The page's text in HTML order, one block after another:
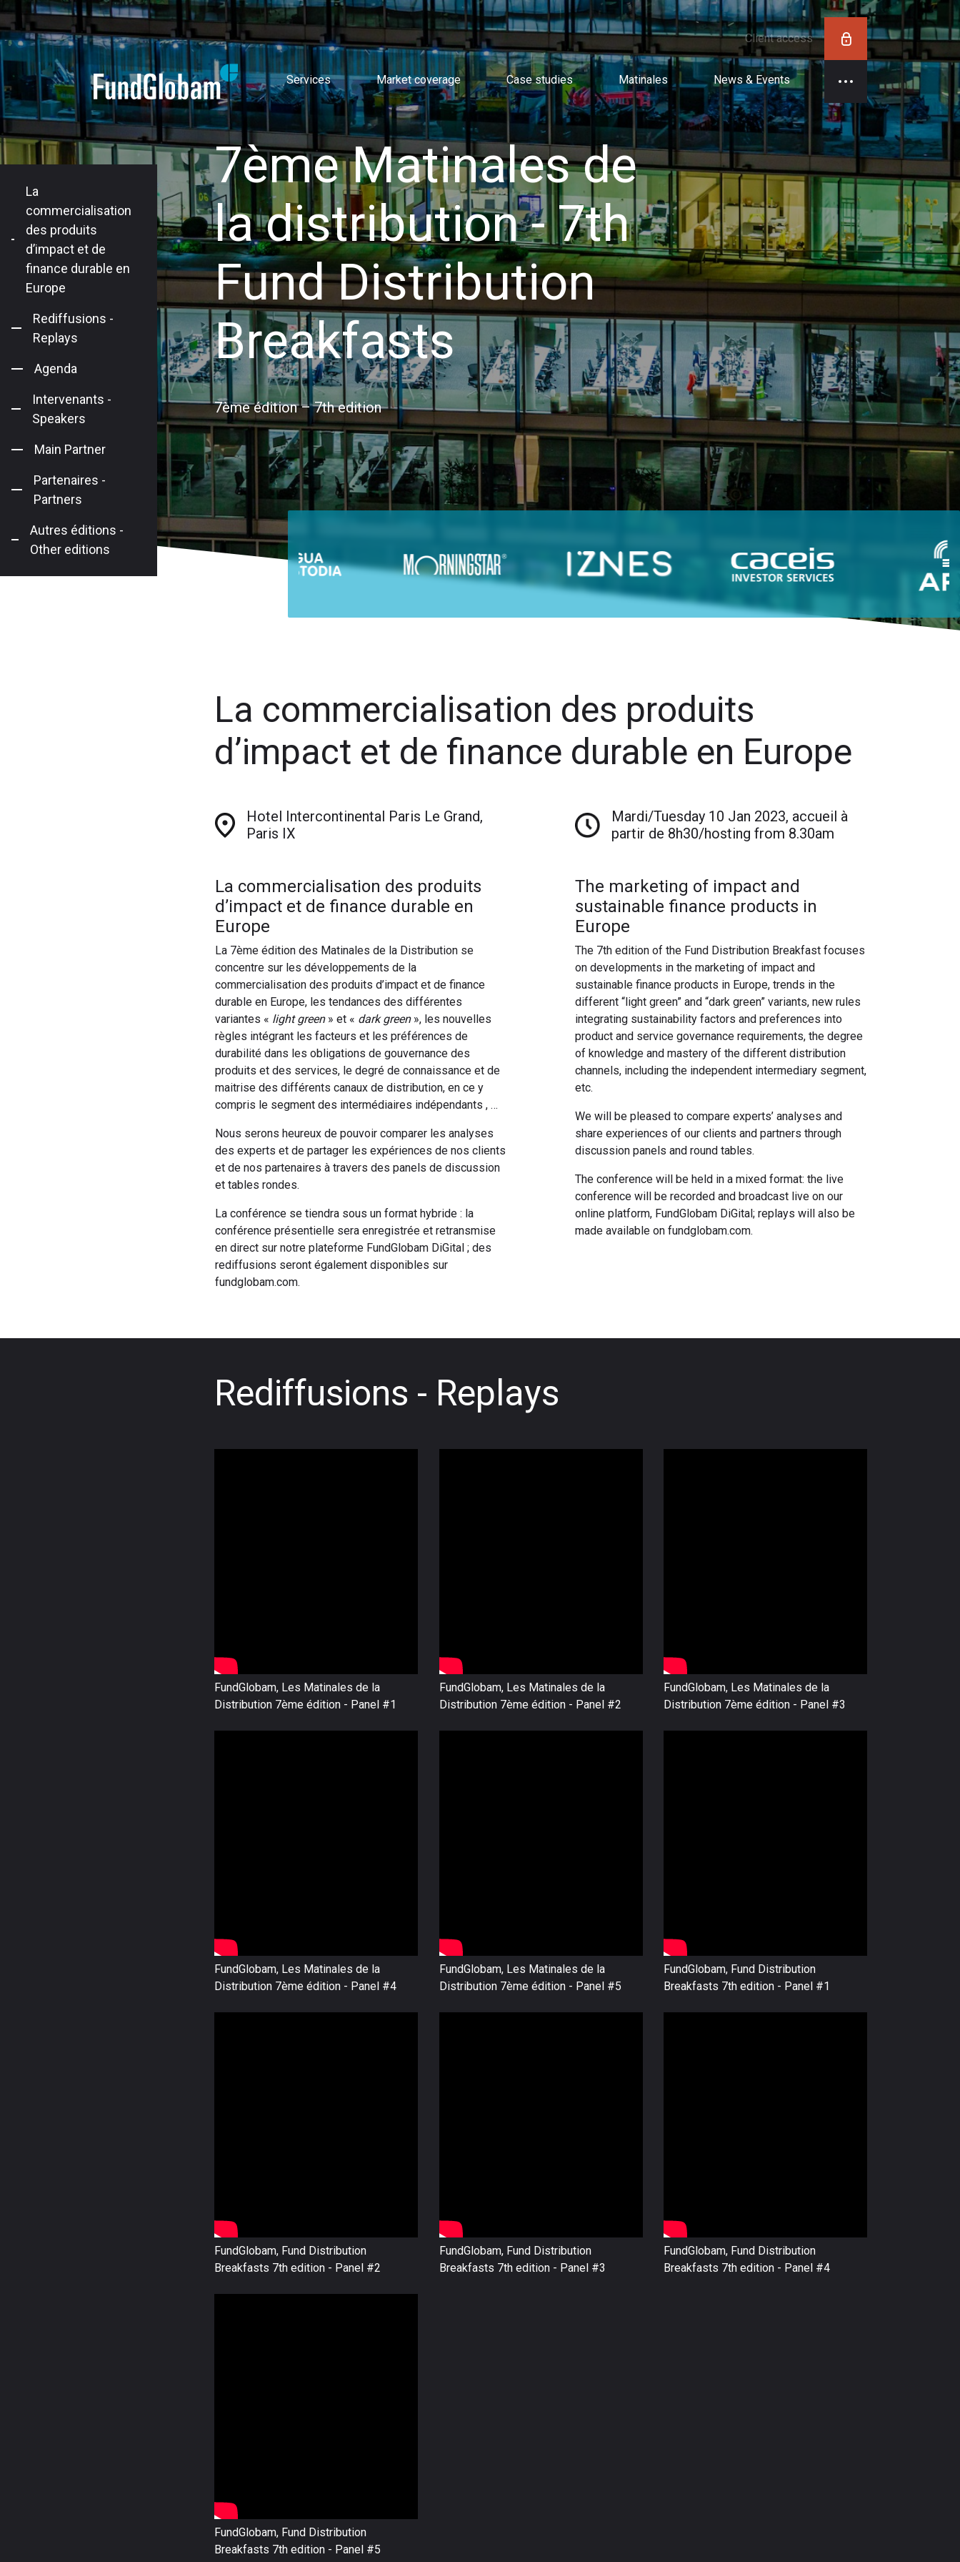
Client access
Services Market coverage Case studies Matinales News & Events
La
commercialisation
des produits
d’impact et de
finance durable en
Europe
Rediffusions -
Replays
Agenda
Intervenants -
Speakers
Main Partner
Partenaires -
Partners
Autres éditions -
Other editions
7ème Matinales de
la distribution - 7th
Fund Distribution
Breakfasts
7ème édition – 7th edition
La commercialisation des produits
d’impact et de finance durable en Europe
Hotel Intercontinental Paris Le Grand,
Paris IX
Mardi/Tuesday 10 Jan 2023, accueil à
partir de 8h30/hosting from 8.30am
La commercialisation des produits
d’impact et de finance durable en
Europe
La 7ème édition des Matinales de la Distribution se
concentre sur les développements de la
commercialisation des produits d’impact et de finance
durable en Europe, les tendances des différentes
variantes « light green» et « darkgreen», les nouvelles
règles intégrant les facteurs et les préférences de
durabilité dans les obligations de gouvernance des
produits et des services, le degré de connaissance et de
maitrise des différents canaux de distribution, en ce y
compris le segment des intermédiaires indépendants , …
Nous serons heureux de pouvoir comparer les analyses
des experts et de partager les expériences de nos clients
et de nos partenaires à travers des panels de discussion
et tables rondes.
La conférence se tiendra sous un format hybride : la
conférence présentielle sera enregistrée et retransmise
en direct sur notre plateforme FundGlobam DiGital ; des
rediffusions seront également disponibles sur
fundglobam.com.
The marketing of impact and
sustainable finance products in
Europe
The 7th edition of the Fund Distribution Breakfast focuses
on developments in the marketing of impact and
sustainable finance products in Europe, trends in the
different “light green” and “dark green” variants, new rules
integrating sustainability factors and preferences into
product and service governance requirements, the degree
of knowledge and mastery of the different distribution
channels, including the independent intermediary segment,
etc.
We will be pleased to compare experts’ analyses and
share experiences of our clients and partners through
discussion panels and round tables.
The conference will be held in a mixed format: the live
conference will be recorded and broadcast live on our
online platform, FundGlobam DiGital; replays will also be
made available on fundglobam.com.
Rediffusions - Replays
FundGlobam, Les Matinales de la
Distribution 7ème édition - Panel #1
FundGlobam, Les Matinales de la
Distribution 7ème édition - Panel #2
FundGlobam, Les Matinales de la
Distribution 7ème édition - Panel #3
FundGlobam, Les Matinales de la
Distribution 7ème édition - Panel #4
FundGlobam, Les Matinales de la
Distribution 7ème édition - Panel #5
FundGlobam, Fund Distribution
Breakfasts 7th edition - Panel #1
FundGlobam, Fund Distribution
Breakfasts 7th edition - Panel #2
FundGlobam, Fund Distribution
Breakfasts 7th edition - Panel #3
FundGlobam, Fund Distribution
Breakfasts 7th edition - Panel #4
FundGlobam, Fund Distribution
Breakfasts 7th edition - Panel #5